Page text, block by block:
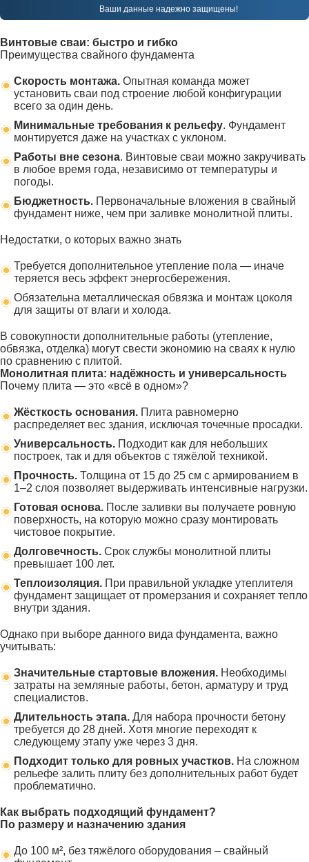
Ваши данные надежно защищены!
Винтовые сваи: быстро и гибко
Преимущества свайного фундамента
Скорость монтажа. Опытная команда может
установить сваи под строение любой конфигурации
всего за один день.
Минимальные требования к рельефу. Фундамент
монтируется даже на участках с уклоном.
Работы вне сезона. Винтовые сваи можно закручивать
в любое время года, независимо от температуры и
погоды.
Бюджетность. Первоначальные вложения в свайный
фундамент ниже, чем при заливке монолитной плиты.
Недостатки, о которых важно знать
Требуется дополнительное утепление пола — иначе
теряется весь эффект энергосбережения.
Обязательна металлическая обвязка и монтаж цоколя
для защиты от влаги и холода.
В совокупности дополнительные работы (утепление,
обвязка, отделка) могут свести экономию на сваях к нулю
по сравнению с плитой.
Монолитная плита: надёжность и универсальность
Почему плита — это «всё в одном»?
Жёсткость основания. Плита равномерно
распределяет вес здания, исключая точечные просадки.
Универсальность. Подходит как для небольших
построек, так и для объектов с тяжёлой техникой.
Прочность. Толщина от 15 до 25 см с армированием в
1–2 слоя позволяет выдерживать интенсивные нагрузки.
Готовая основа. После заливки вы получаете ровную
поверхность, на которую можно сразу монтировать
чистовое покрытие.
Долговечность. Срок службы монолитной плиты
превышает 100 лет.
Теплоизоляция. При правильной укладке утеплителя
фундамент защищает от промерзания и сохраняет тепло
внутри здания.
Однако при выборе данного вида фундамента, важно
учитывать:
Значительные стартовые вложения. Необходимы
затраты на земляные работы, бетон, арматуру и труд
специалистов.
Длительность этапа. Для набора прочности бетону
требуется до 28 дней. Хотя многие переходят к
следующему этапу уже через 3 дня.
Подходит только для ровных участков. На сложном
рельефе залить плиту без дополнительных работ будет
проблематично.
Как выбрать подходящий фундамент?
По размеру и назначению здания
До 100 м², без тяжёлого оборудования – свайный